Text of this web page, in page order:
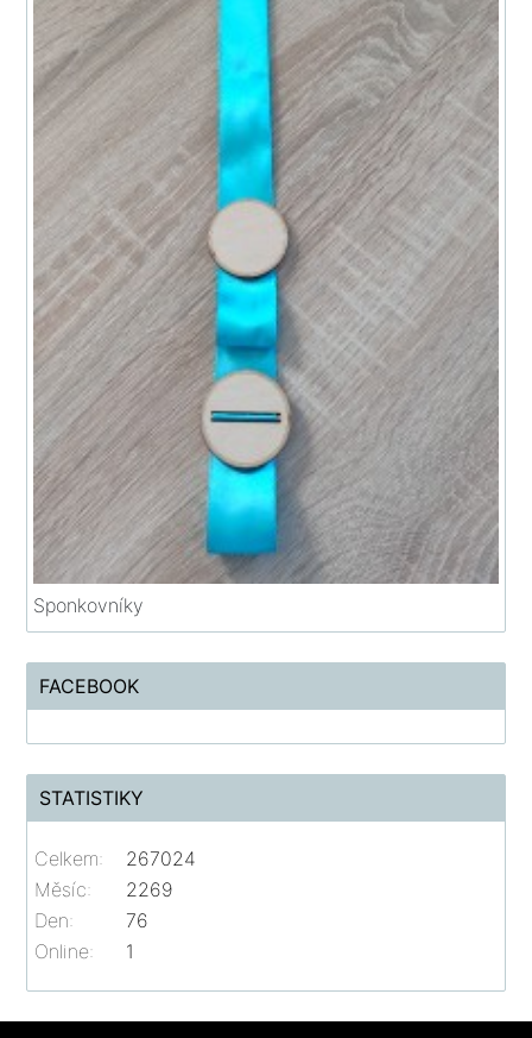
Sponkovníky
FACEBOOK
STATISTIKY
Online: 1
Celkem:
267024
Měsíc:
2269
Den:
76